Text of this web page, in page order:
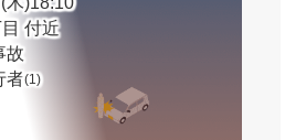
付近
故
者(1)